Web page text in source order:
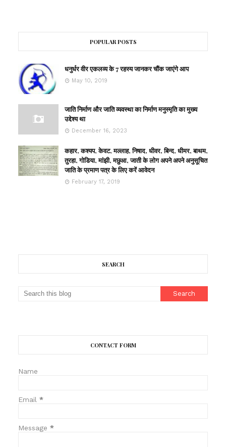
POPULAR POSTS
धनुर्धर वीर एकलव्य के 7 रहस्य जानकर चौंक जाएंगे आप
May 10, 2019
जाति निर्माण और जाति व्यवस्था का निर्माण मनुस्मृति का मुख्य
उद्देश्य था
December 16, 2023
कहार, कश्यप, केवट, मल्लाह, निषाद, धीवर, बिन्द, धीमर, बाथम,
तुरहा, गोडिया, मांझी, मछुआ, जाती के लोग अपने अपने अनुसूचित
जाति के प्रमाण पत्र के लिए करें आवेदन
February 17, 2019
SEARCH
CONTACT FORM
Name
Email *
Message *